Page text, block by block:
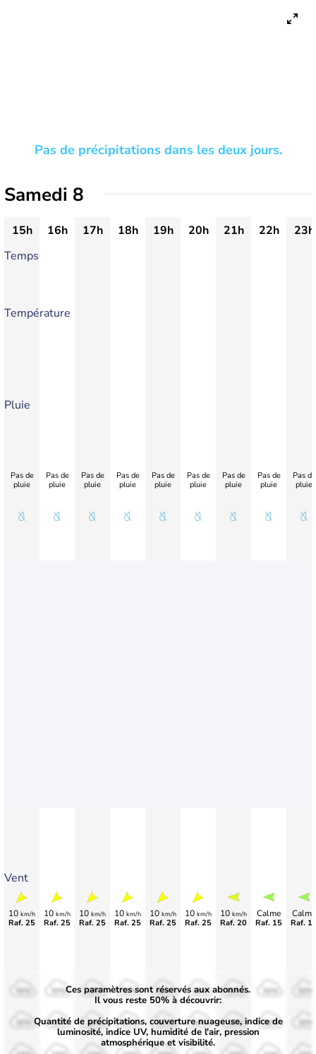
Pas de précipitations dans les deux jours.
Samedi 8
15h 16h 17h 18h 19h 20h 21h 22h
23h
Temps
Température
Pluie
Vent
Pas de
pluie
10 km/h
Raf. 25
Pas de
pluie
10 km/h
Raf. 25
Pas de
pluie
10 km/h
Raf. 25
Pas de
pluie
10 km/h
Raf. 25
Pas de
pluie
10 km/h
Raf. 25
Pas de
pluie
10 km/h
Raf. 25
Pas de
pluie
10 km/h
Raf. 20
Pas de
pluie
Calme
Raf. 15
Pas de
pluie
Calme
Raf.
50%
30%
50%
30%
50%
30%
50%
30%
50%
30%
50%
30%
50%
30%
Ces paramètres sont réservés aux abonnés.
Il vous reste 50% à découvrir:
Quantité de précipitations, couverture nuageuse, indice de
luminosité, indice UV, humidité de l'air, pression
atmosphérique et visibilité.